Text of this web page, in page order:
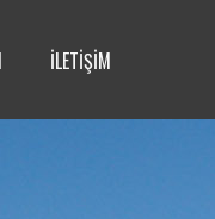
İLETİŞİM